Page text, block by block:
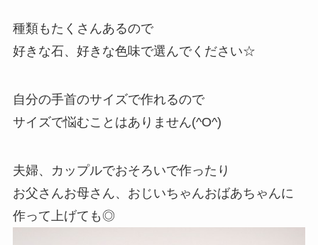
種類もたくさんあるので
好きな石、好きな色味で選んでください☆
自分の手首のサイズで作れるので
サイズで悩むことはありません(^O^)
夫婦、カップルでおそろいで作ったり
お父さんお母さん、おじいちゃんおばあちゃんに
作って上げても◎